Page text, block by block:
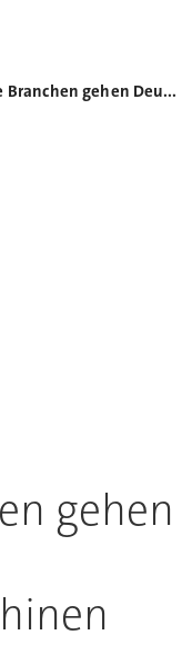
In diese Branchen gehen Deutschlands Werkzeugmaschinen
gehen